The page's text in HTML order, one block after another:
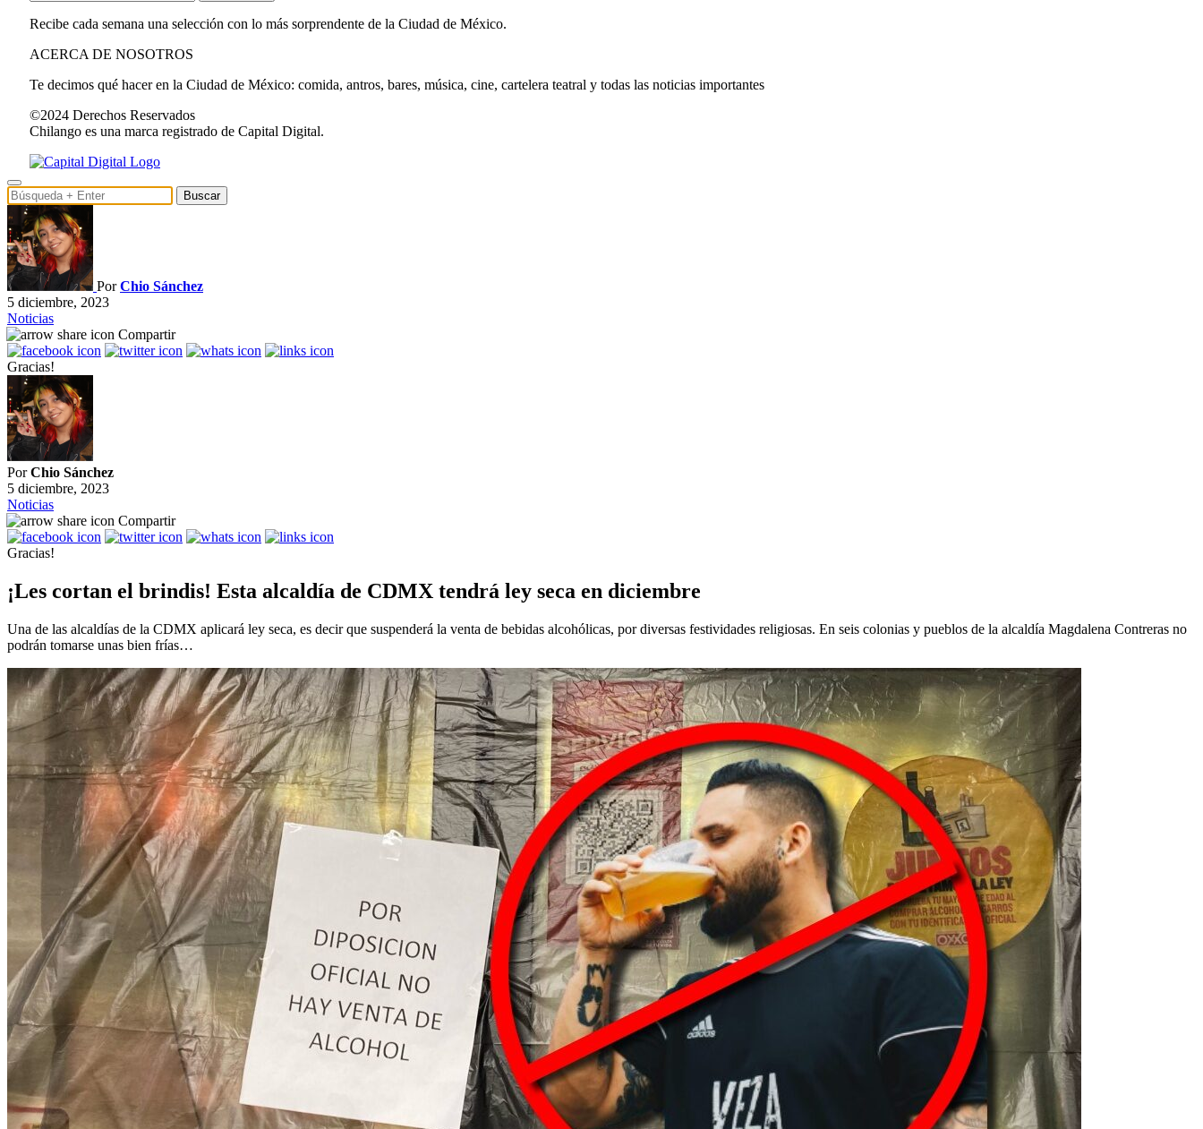
Recibe cada semana una selección con lo más sorprendente de la Ciudad de México.
ACERCA DE NOSOTROS
Te decimos qué hacer en la Ciudad de México: comida, antros, bares, música, cine, cartelera teatral y todas las noticias importantes
©2024 Derechos Reservados
Chilango es una marca registrado de Capital Digital.
Buscar
PorChio Sánchez
5 diciembre, 2023
Noticias
Compartir
Gracias!
PorChio Sánchez
5 diciembre, 2023
Noticias
Compartir
Gracias!
¡Les cortan el brindis! Esta alcaldía de CDMX tendrá ley seca en diciembre
Una de las alcaldías de la CDMX aplicará ley seca, es decir que suspenderá la venta de bebidas alcohólicas, por diversas festividades religiosas. En seis colonias y pueblos de la alcaldía Magdalena Contreras no
podrán tomarse unas bien frías…